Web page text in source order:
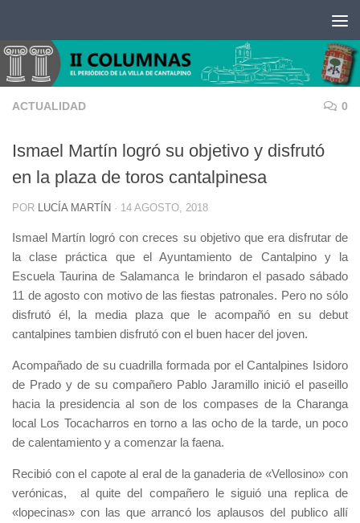
ACTUALIDAD 0
Ismael Martín logró su objetivo y disfrutó
en la plaza de toros cantalpinesa
POR LUCÍA MARTÍN · 14 AGOSTO, 2018
Ismael Martín logró con creces su objetivo que era disfrutar de
la clase práctica que el Ayuntamiento de Cantalpino y la
Escuela Taurina de Salamanca le brindaron el pasado sábado
11 de agosto con motivo de las fiestas patronales. Pero no sólo
disfrutó él, la media plaza que le acompañó en su debut
cantalpines tambien disfrutó con el buen hacer del joven.
Acompañado de su cuadrilla formada por el Cantalpines Isidoro
de Prado y de su compañero Pablo Jaramillo inició el paseillo
hacia la presidencia al son de los compases de la Charanga
local Los Tocacharros en torno a las ocho de la tarde, un poco
de calentamiento y a comenzar la faena.
Recibió con el capote al eral de la ganaderia de «Vellosino» con
verónicas, al quite del compañero le siguió una replica de
«lopecinas» con las que arrancó los aplausos del publico allí